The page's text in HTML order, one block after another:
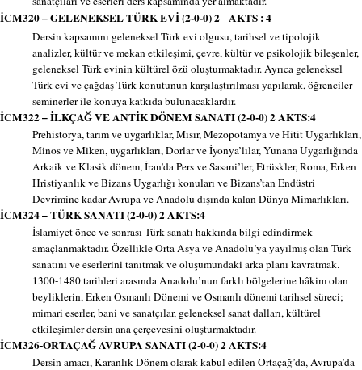
İCM320 – GELENEKSEL TÜRK EVİ (2-0-0) 2 AKTS : 4
Dersin kapsamını geleneksel Türk evi olgusu, tarihsel ve tipolojik
analizler, kültür ve mekan etkileşimi, çevre, kültür ve psikolojik bileşenler,
geleneksel Türk evinin kültürel özü oluşturmaktadır. Ayrıca geleneksel
Türk evi ve çağdaş Türk konutunun karşılaştırılması yapılarak, öğrenciler
seminerler ile konuya katkıda bulunacaklardır.
İCM322 – İLKÇAĞ VE ANTİK DÖNEM SANATI (2-0-0) 2 AKTS:4
Prehistorya, tarım ve uygarlıklar, Mısır, Mezopotamya ve Hitit Uygarlıkları,
Minos ve Miken, uygarlıkları, Dorlar ve İyonya’lılar, Yunana Uygarlığında
Arkaik ve Klasik dönem, İran’da Pers ve Sasani’ler, Etrüskler, Roma, Erken
Hristiyanlık ve Bizans Uygarlığı konuları ve Bizans’tan Endüstri
Devrimine kadar Avrupa ve Anadolu dışında kalan Dünya Mimarlıkları.
İCM324 – TÜRK SANATI (2-0-0) 2 AKTS:4
İslamiyet önce ve sonrası Türk sanatı hakkında bilgi edindirmek
amaçlanmaktadır. Özellikle Orta Asya ve Anadolu’ya yayılmış olan Türk
sanatını ve eserlerini tanıtmak ve oluşumundaki arka planı kavratmak.
1300-1480 tarihleri arasında Anadolu’nun farklı bölgelerine hâkim olan
beyliklerin, Erken Osmanlı Dönemi ve Osmanlı dönemi tarihsel süreci;
mimari eserler, bani ve sanatçılar, geleneksel sanat dalları, kültürel
etkileşimler dersin ana çerçevesini oluşturmaktadır.
İCM326-ORTAÇAĞ AVRUPA SANATI (2-0-0) 2 AKTS:4
Dersin amacı, Karanlık Dönem olarak kabul edilen Ortaçağ’da, Avrupa’da